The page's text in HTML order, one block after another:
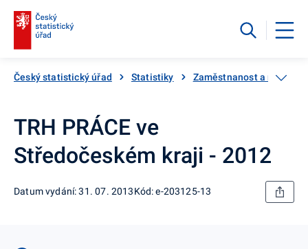
Český statistický úřad Statistiky Zaměstnanost a
TRH PRÁCE ve
Středočeském kraji - 2012
Datum vydání: 31. 07. 2013Kód: e-203125-13